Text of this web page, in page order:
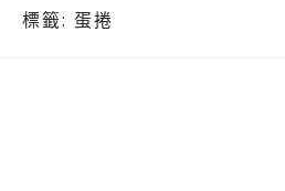
標籤: 蛋捲